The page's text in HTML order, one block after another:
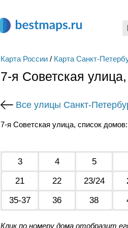
Карта России / Карта Санкт-
7-я Советская
Все улицы Санкт-
7-я Советская улица, список домов:
3 4 5
21
22 23/24
35-37
36 38
Клик по номеру дома отобразит